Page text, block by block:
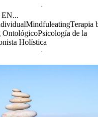
MindfuleatingTerapia
OntológicoPsicología de la
Holística